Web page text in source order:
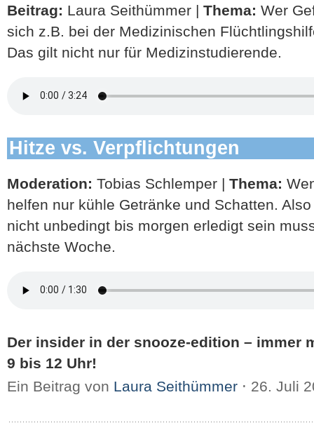
Beitrag: Laura Seithümmer | Thema: Wer
sich z.B. bei der Medizinischen
Das gilt nicht nur für Medizinstudierende.
Hitze vs. Verpflichtungen
Moderation: Tobias Schlemper | Thema:
helfen nur kühle Getränke und Schatten.
nicht unbedingt bis morgen erledigt sein
nächste Woche.
Der insider in der snooze-edition – immer
9 bis 12 Uhr!
Ein Beitrag von Laura Seithümmer ⋅ 26. Juli